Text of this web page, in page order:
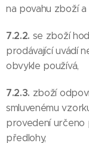
na povahu zboží a
7.2.2. se zboží
prodávající uvádí
obvykle používá,
7.2.3. zboží
smluvenému
provedení určeno
předlohy,